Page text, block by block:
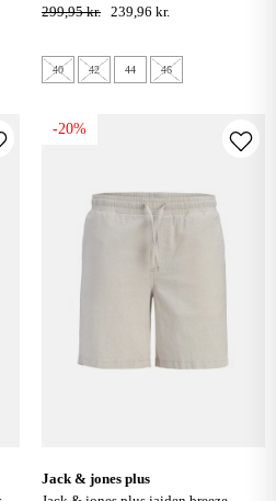
shorts - sort
299,95 kr. 239,96 kr.
40 42 44 46
-20%
jack & jones plus